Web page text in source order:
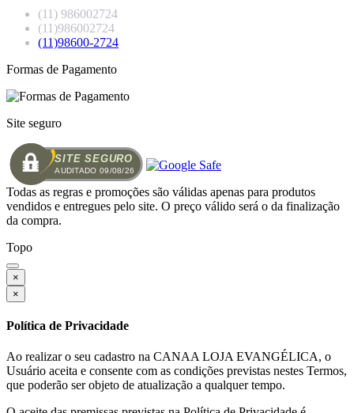
(11) 986002724
(11)986002724
(11)98600-2724
Formas de Pagamento
Site seguro
SITE SEGURO
AUDITADO 09/08/26
Todas as regras e promoções são válidas apenas para produtos
vendidos e entregues pelo site. O preço válido será o da finalização
da compra.
Topo
×
×
Política de Privacidade
Ao realizar o seu cadastro na CANAA LOJA EVANGÉLICA, o
Usuário aceita e consente com as condições previstas nestes Termos,
que poderão ser objeto de atualização a qualquer tempo.